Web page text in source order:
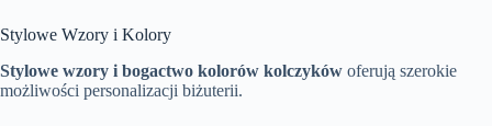
Stylowe Wzory i Kolory
Stylowe wzory i bogactwo kolorów kolczyków oferują szerokie
możliwości personalizacji biżuterii.